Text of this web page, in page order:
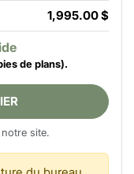
1,995.00 $
de plans).
site.